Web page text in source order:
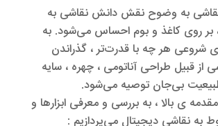
به وضوح نقش دانش نقاشی به
روی کاغذ و بوم احساس می‌شود. به
شروعی هر چه با قدرت‌تر ، گذراندن
از قبیل طراحی آناتومی ، چهره ، سایه
بی‌جان توصیه می‌شود.
ی بالا ، به بررسی و معرفی ابزار‌ها و
به نقاشی دیجیتال می‌پردازیم :